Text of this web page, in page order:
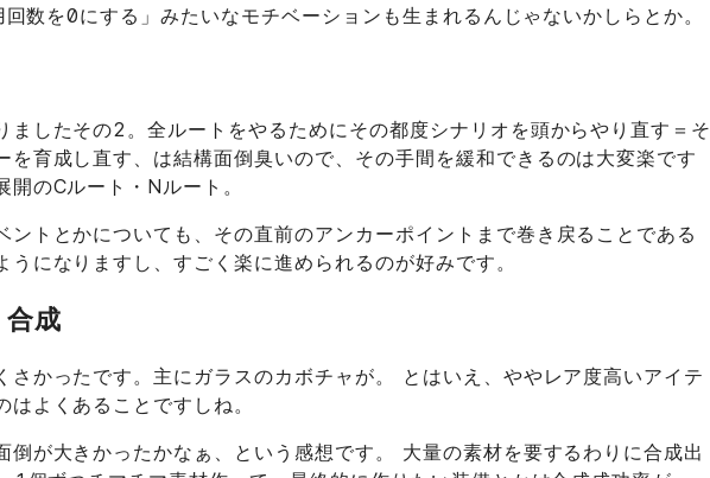
数を0にする」みたいなモチベーションも生まれるんじゃないかしらとか。
ましたその2。全ルートをやるためにその都度シナリオを頭からやり直す＝そ
を育成し直す、は結構面倒臭いので、その手間を緩和できるのは大変楽です
のCルート・Nルート。
ントとかについても、その直前のアンカーポイントまで巻き戻ることである
うになりますし、すごく楽に進められるのが好みです。
成
さかったです。主にガラスのカボチャが。 とはいえ、ややレア度高いアイテ
はよくあることですしね。
倒が大きかったかなぁ、という感想です。 大量の素材を要するわりに合成出